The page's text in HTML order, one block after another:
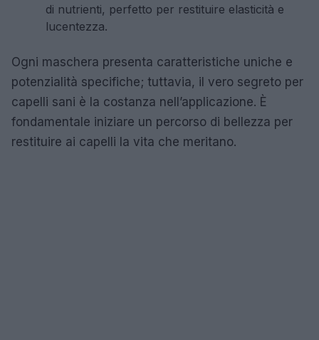
di nutrienti, perfetto per restituire elasticità e
lucentezza.
Ogni maschera presenta caratteristiche uniche e
potenzialità specifiche; tuttavia, il vero segreto per
capelli sani è la costanza nell’applicazione. È
fondamentale iniziare un percorso di bellezza per
restituire ai capelli la vita che meritano.